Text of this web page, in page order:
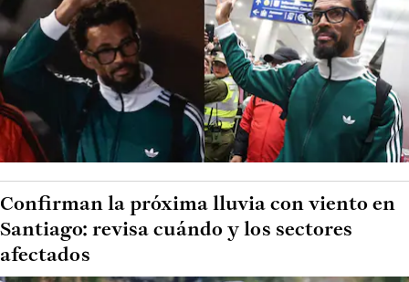
Confirman la próxima lluvia con viento en
Santiago: revisa cuándo y los sectores
afectados